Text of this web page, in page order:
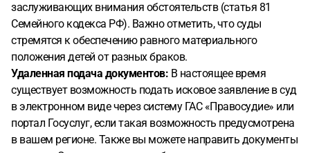
заслуживающих внимания обстоятельств (статья 81
Семейного кодекса РФ). Важно отметить, что суды
стремятся к обеспечению равного материального
положения детей от разных браков.
Удаленная подача документов: В настоящее время
существует возможность подать исковое заявление в суд
в электронном виде через систему ГАС «Правосудие» или
портал Госуслуг, если такая возможность предусмотрена
в вашем регионе. Также вы можете направить документы